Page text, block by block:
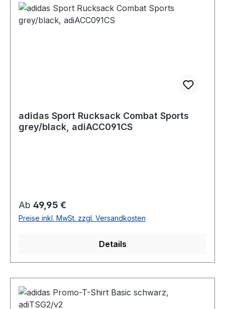
adidas Sport Rucksack Combat Sports
grey/black, adiACC091CS
Regulärer Preis:
Ab 49,95 €
Preise inkl. MwSt. zzgl. Versandkosten
Details